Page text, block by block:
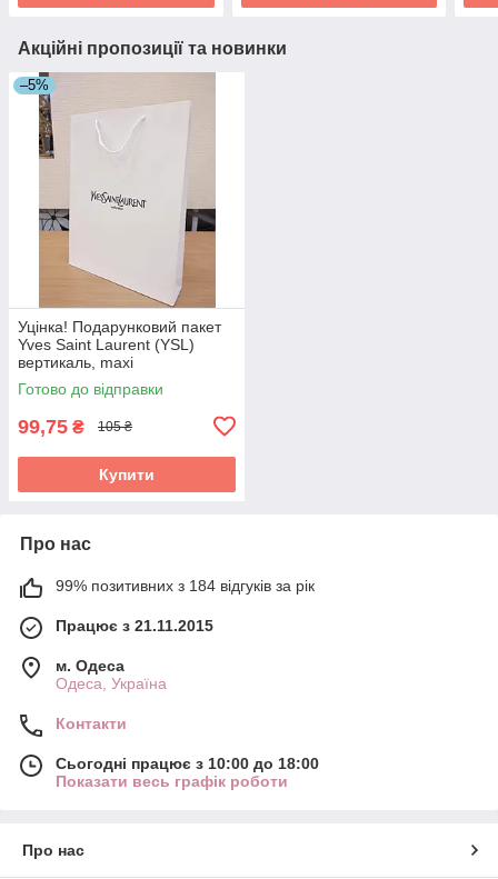
Акційні пропозиції та новинки
–5%
Уцінка! Подарунковий пакет
Yves Saint Laurent (YSL)
вертикаль, maxi
Готово до відправки
99,75 ₴ 105 ₴
Купити
Про нас
99% позитивних з 184 відгуків за рік
Працює з 21.11.2015
м. Одеса
Одеса, Україна
Контакти
Сьогодні працює з 10:00 до 18:00
Показати весь графік роботи
Про нас